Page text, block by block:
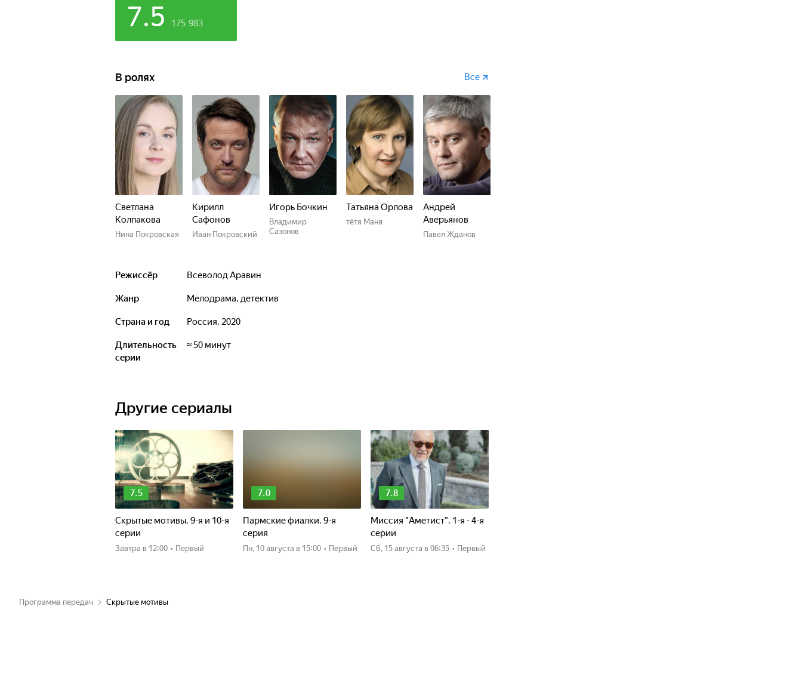
7.5 175 983
В ролях Все
Светлана
Колпакова
Нина Покровская
Кирилл
Сафонов
Иван Покровский
Игорь Бочкин
Владимир
Сазонов
Татьяна Орлова
тётя Маня
Андрей
Аверьянов
Павел Жданов
Режиссёр Всеволод Аравин
Жанр мелодрама, детектив
Страна и год Россия, 2020
Длительность
серии
≈ 50 минут
Другие сериалы
7.5
Скрытые мотивы. 9-я и 10-я
серии
Завтра в 12:00 • Первый
7.0
Пармские фиалки. 9-я
серия
пн, 10 августа в 15:00 • Первый
7.8
Миссия "Аметист". 1-я - 4-я
серии
сб, 15 августа в 06:35 • Первый
Программа передач Скрытые мотивы